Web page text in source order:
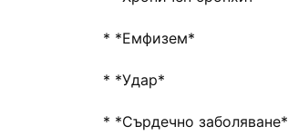
* *Емфизем*
* *Удар*
* *Сърдечно заболяване*